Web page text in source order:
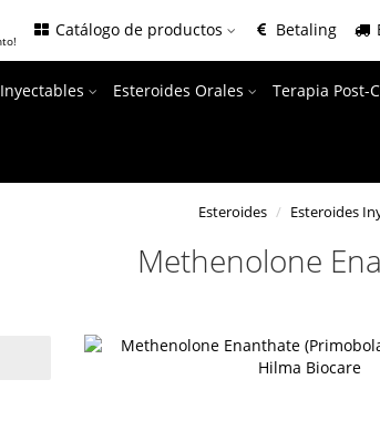
Catálogo de productos Betaling
Esteroides Orales Terapia Post-
Esteroides Esteroides
Methenolone